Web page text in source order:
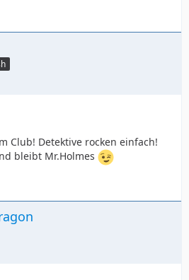
Club! Detektive rocken einfach!
bleibt Mr.Holmes